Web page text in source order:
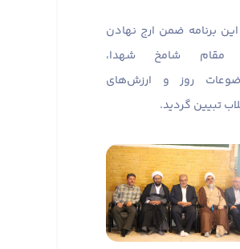
برنامه ضمن ارج نهادن
مقام شامخ شهدا،
روز و ارزش‌های
تبیین گردید.